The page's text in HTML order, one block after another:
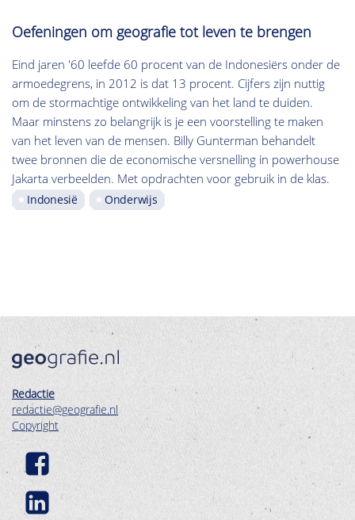
Oefeningen om geografie tot leven te brengen
Eind jaren '60 leefde 60 procent van de Indonesiërs onder de
armoedegrens, in 2012 is dat 13 procent. Cijfers zijn nuttig
om de stormachtige ontwikkeling van het land te duiden.
Maar minstens zo belangrijk is je een voorstelling te maken
van het leven van de mensen. Billy Gunterman behandelt
twee bronnen die de economische versnelling in powerhouse
Jakarta verbeelden. Met opdrachten voor gebruik in de klas.
Indonesië Onderwijs
Redactie
redactie@geografie.nl
Copyright